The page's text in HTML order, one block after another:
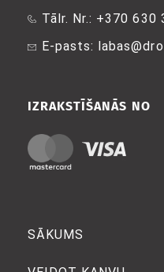
SĀKUMS
IZRAKSTĪŠANĀS NO
Tālr. Nr.: +370 630
E-pasts: